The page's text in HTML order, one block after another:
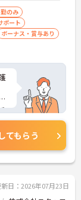
のみ
ポート
ボーナス・賞与あり
てもらう
日：2026年07月23日